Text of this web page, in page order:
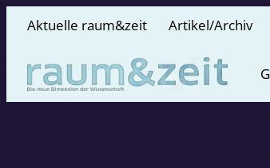
Aktuelle raum&zeit Artikel/Archiv